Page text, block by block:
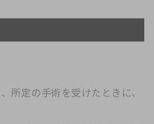
所定の手術を受けたときに、